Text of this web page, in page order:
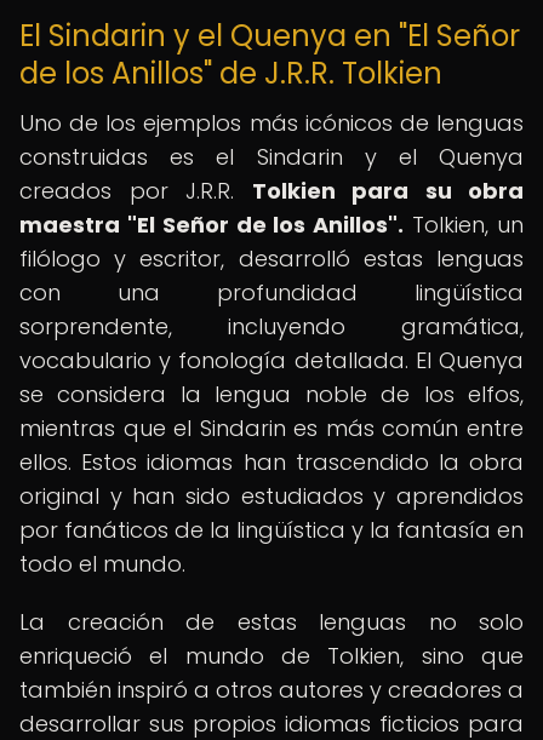
El Sindarin y el Quenya en "El Señor
de los Anillos" de J.R.R. Tolkien
Uno de los ejemplos más icónicos de lenguas
construidas es el Sindarin y el Quenya
creados por J.R.R. Tolkien para su obra
maestra "El Señor de los Anillos". Tolkien, un
filólogo y escritor, desarrolló estas lenguas
con una profundidad lingüística
sorprendente, incluyendo gramática,
vocabulario y fonología detallada. El Quenya
se considera la lengua noble de los elfos,
mientras que el Sindarin es más común entre
ellos. Estos idiomas han trascendido la obra
original y han sido estudiados y aprendidos
por fanáticos de la lingüística y la fantasía en
todo el mundo.
La creación de estas lenguas no solo
enriqueció el mundo de Tolkien, sino que
también inspiró a otros autores y creadores a
desarrollar sus propios idiomas ficticios para